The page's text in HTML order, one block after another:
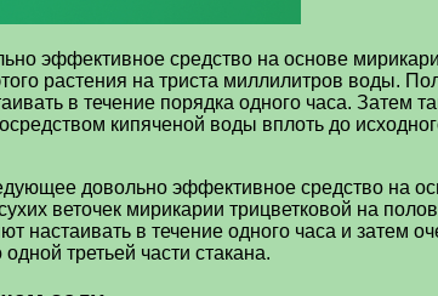
эффективное средство на основе
растения на триста миллилитров воды.
в течение порядка одного часа. Затем
кипяченой воды вплоть до
довольно эффективное средство на
веточек мирикарии трицветковой на
настаивать в течение одного часа и
третьей части стакана.